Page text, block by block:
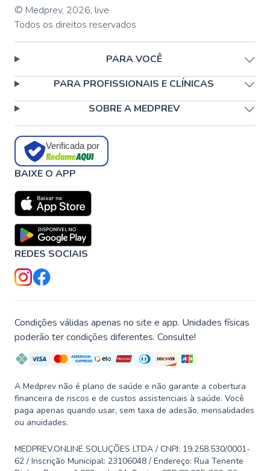
© Medprev, 2026, live
Todos os direitos reservados
PARA VOCÊ
PARA PROFISSIONAIS E CLÍNICAS
SOBRE A MEDPREV
Verificada por
BAIXE O APP
REDES SOCIAIS
Condições válidas apenas no site e app. Unidades físicas
poderão ter condições diferentes. Consulte!
A Medprev não é plano de saúde e não garante a cobertura
financeira de riscos e de custos assistenciais à saúde. Você
paga apenas quando usar, sem taxa de adesão, mensalidades
ou anuidades.
MEDPREV.ONLINE SOLUÇÕES LTDA / CNPJ: 19.258.530/0001-
62 / Inscrição Municipal: 23106048 / Endereço: Rua Tenente